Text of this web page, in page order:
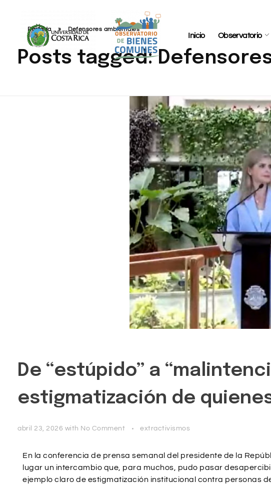
Inicio Observatorio
Portada » Defensores ambientales
Posts tagged:
De “estúpido” a
estigmatización de
abril 23, 2026 with No Comment extractivismos
En la conferencia de prensa semanal del presidente de la
lugar un intercambio que, para muchos, pudo pasar
ejemplo claro de estigmatización institucional contra personas